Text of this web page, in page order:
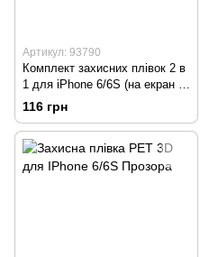
Артикул: 93790
Комплект захисних плівок 2 в
1 для iPhone 6/6S (на екран і
задню панель) BESTSUIT Full
Body 360 Degree
116 грн